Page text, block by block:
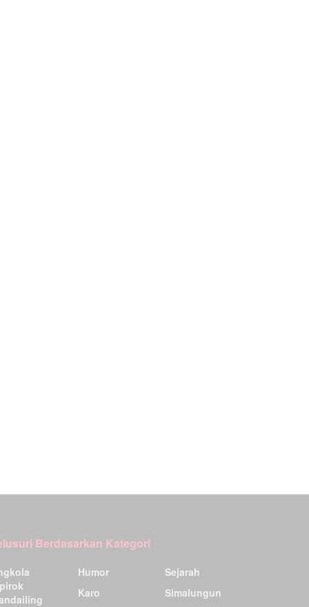
Berdasarkan Kategori
Humor
Karo
Sejarah
Simalungun